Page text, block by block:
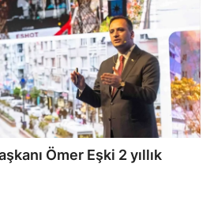
Ömer Eşki 2 yıllık